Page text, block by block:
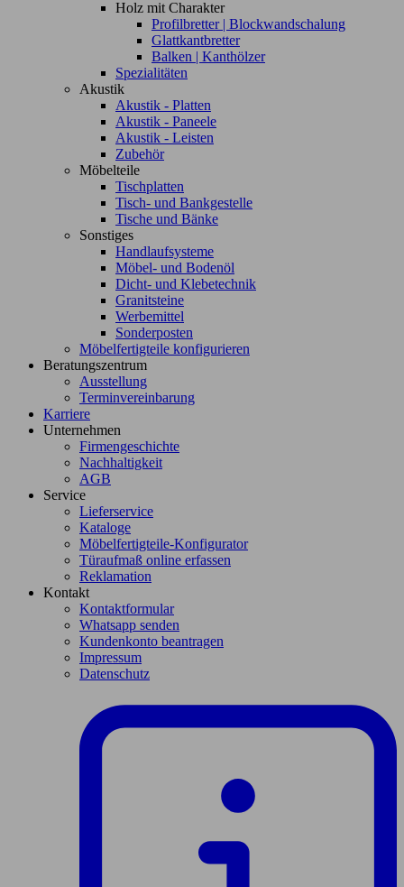
Holz mit Charakter
Profilbretter | Blockwandschalung
Glattkantbretter
Balken | Kanthölzer
Spezialitäten
Akustik
Akustik - Platten
Akustik - Paneele
Akustik - Leisten
Zubehör
Möbelteile
Tischplatten
Tisch- und Bankgestelle
Tische und Bänke
Sonstiges
Handlaufsysteme
Möbel- und Bodenöl
Dicht- und Klebetechnik
Granitsteine
Werbemittel
Sonderposten
Möbelfertigteile konfigurieren
Beratungszentrum
Ausstellung
Terminvereinbarung
Karriere
Unternehmen
Firmengeschichte
Nachhaltigkeit
AGB
Service
Lieferservice
Kataloge
Möbelfertigteile-Konfigurator
Türaufmaß online erfassen
Reklamation
Kontakt
Kontaktformular
Whatsapp senden
Kundenkonto beantragen
Impressum
Datenschutz